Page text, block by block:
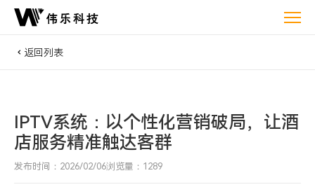
IPTV返回列表
IPTV系统：以个性化营销破局，让酒
店服务精准触达客群
发布时间：2026/02/06浏览量：1289